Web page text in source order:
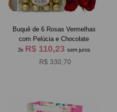
Buquê de 6 Rosas Vermelhas
com Pelúcia e Chocolate
3x R$ 110,23 sem juros
R$ 330,70